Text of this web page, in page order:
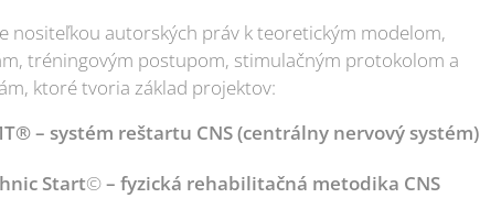
nositeľkou autorských práv k teoretickým modelom,
tréningovým postupom, stimulačným protokolom a
ktoré tvoria základ projektov:
– systém reštartu CNS (centrálny nervový systém)
Start©– fyzická rehabilitačná metodika CNS